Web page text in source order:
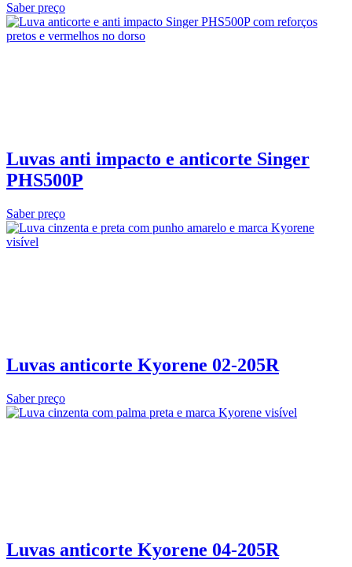
Saber preço
Luvas anti impacto e anticorte Singer
PHS500P
Saber preço
Luvas anticorte Kyorene 02‑205R
Saber preço
Luvas anticorte Kyorene 04‑205R